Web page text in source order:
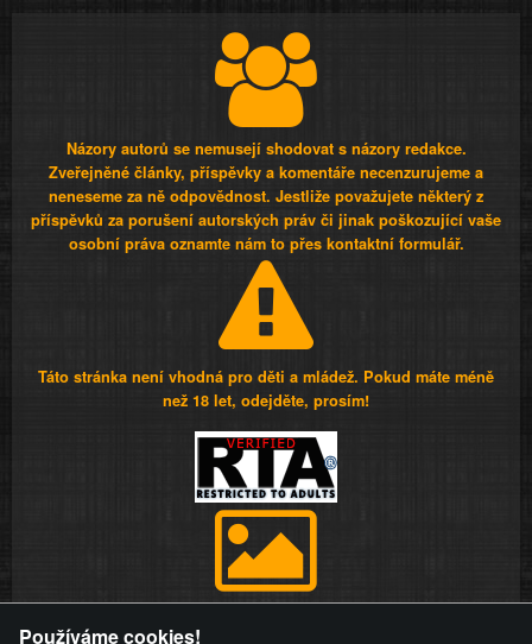
Názory autorů se nemusejí shodovat s názory redakce.
Zveřejněné články, příspěvky a komentáře necenzurujeme a
neneseme za ně odpovědnost. Jestliže považujete některý z
příspěvků za porušení autorských práv či jinak poškozující vaše
osobní práva oznamte nám to přes kontaktní formulář.
Táto stránka není vhodná pro děti a mládež. Pokud máte méně
než 18 let, odejděte, prosím!
Používáme cookies!